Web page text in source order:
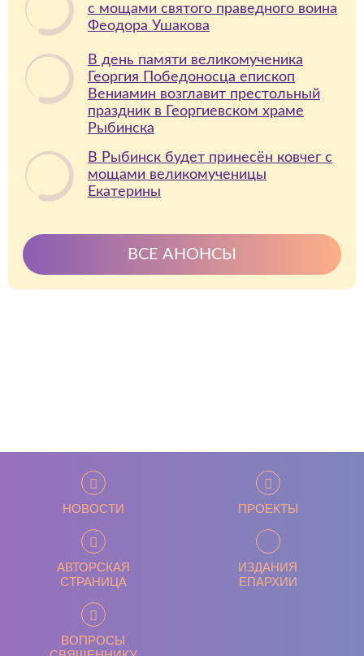
с мощами святого праведного воина
Феодора Ушакова
В день памяти великомученика
Георгия Победоносца епископ
Вениамин возглавит престольный
праздник в Георгиевском храме
Рыбинска
В Рыбинск будет принесён ковчег с
мощами великомученицы
Екатерины
ВСЕ АНОНСЫ
НОВОСТИ ПРОЕКТЫ
АВТОРСКАЯ
СТРАНИЦА
ИЗДАНИЯ
ЕПАРХИИ
ВОПРОСЫ